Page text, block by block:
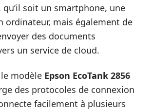
qu’il soit un smartphone, une
ordinateur, mais également de
des documents
un service de cloud.
modèle Epson EcoTank 2856
des protocoles de connexion
facilement à plusieurs